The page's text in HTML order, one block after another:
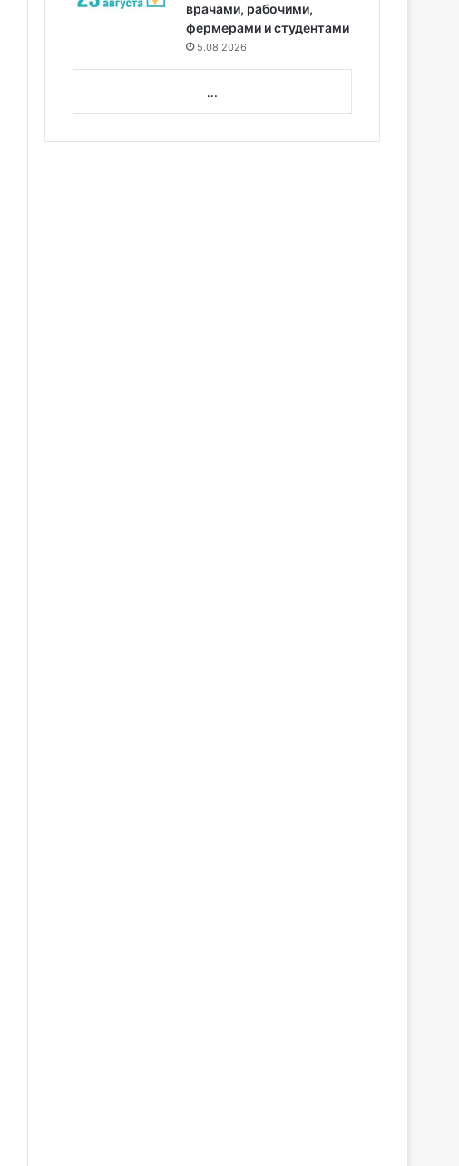
врачами, рабочими,
фермерами и студентами
5.08.2026
...